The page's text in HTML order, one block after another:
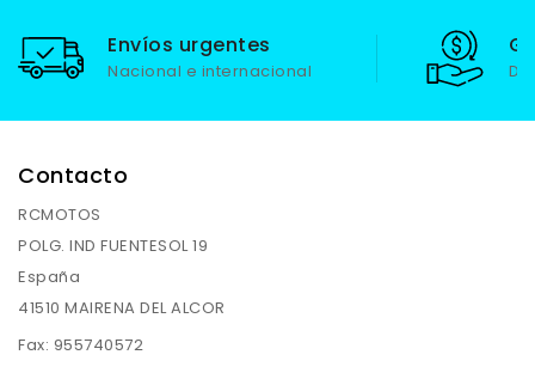
Envíos urgentes
Nacional e internacional
Contacto
RCMOTOS
POLG. IND FUENTESOL 19
España
41510 MAIRENA DEL ALCOR
Fax: 955740572